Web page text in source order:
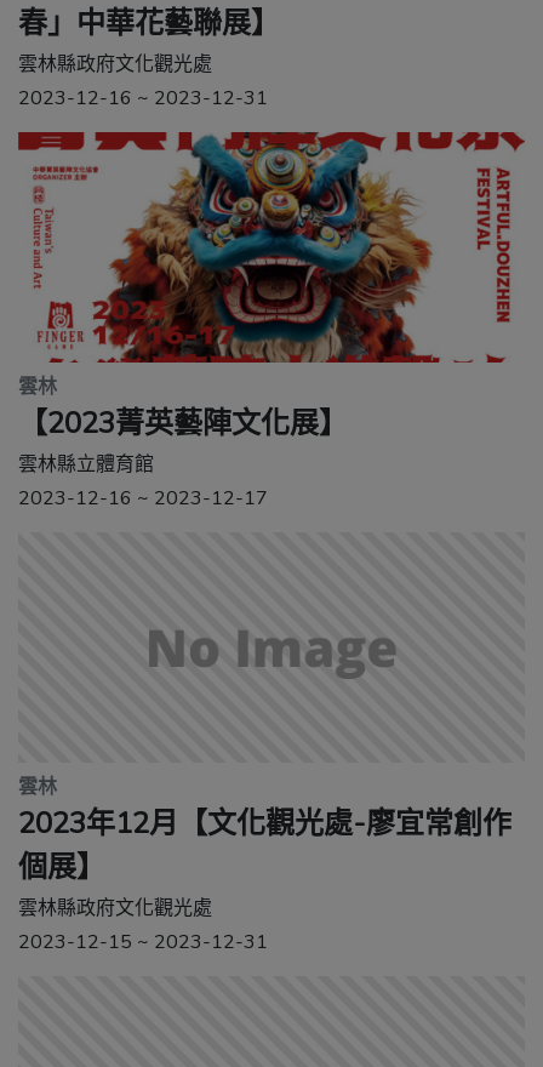
春」中華花藝聯展】
雲林縣政府文化觀光處
2023-12-16 ~ 2023-12-31
雲林
【2023菁英藝陣文化展】
雲林縣立體育館
2023-12-16 ~ 2023-12-17
雲林
2023年12月【文化觀光處-廖宜常創作
個展】
雲林縣政府文化觀光處
2023-12-15 ~ 2023-12-31